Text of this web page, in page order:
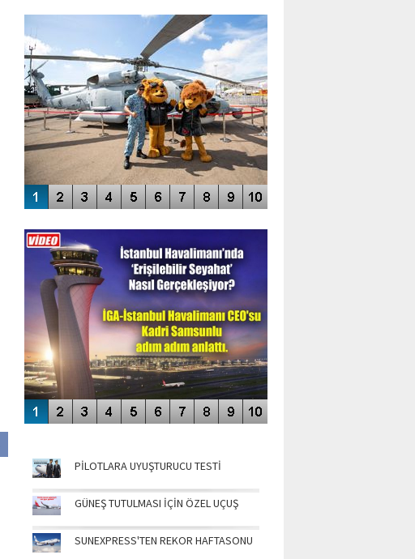
SİNGAPUR AIRSHOW-2020
ENGELLERİN AŞILDIĞI HAVALİMANI
PİLOTLARA UYUŞTURUCU TESTİ
GÜNEŞ TUTULMASI İÇİN ÖZEL UÇUŞ
SUNEXPRESS'TEN REKOR HAFTASONU